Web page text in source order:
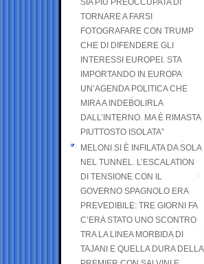
SIA PIÙ PREOCCUPATA DI
TORNARE A FARSI
FOTOGRAFARE CON TRUMP
CHE DI DIFENDERE GLI
INTERESSI EUROPEI. STA
IMPORTANDO IN EUROPA
UN’AGENDA POLITICA CHE
MIRA A INDEBOLIRLA
DALL’INTERNO. MA È RIMASTA
PIUTTOSTO ISOLATA”
MELONI SI È INFILATA DA SOLA
NEL TUNNEL. L’ESCALATION
DI TENSIONE CON IL
GOVERNO SPAGNOLO ERA
PREVEDIBILE: TRE GIORNI FA
C’ERA STATO UNO SCONTRO
TRA LA LINEA MORBIDA DI
TAJANI E QUELLA DURA DELLA